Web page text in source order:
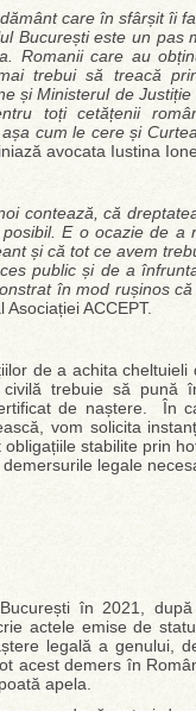
care în sfârșit îi
București este un pas
Romanii care au
trebui să treacă
și Ministerul de
toți cetățenii
cum le cere și
avocata Iustina
contează, că
E o ocazie de a
și că tot ce avem
public și de a
în mod rușinos
ACCEPT.
de a achita cheltuieli
civilă trebuie să pună
de naștere. În
vom solicita
stabilite prin
legale
în 2021,
actele emise de
legală a genului,
acest demers în
apela.